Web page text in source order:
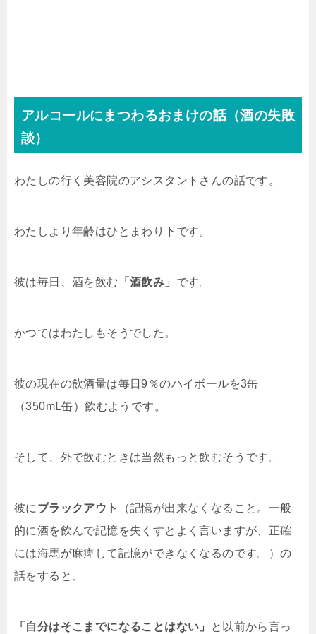
アルコールにまつわるおまけの話（酒の失敗
談）
わたしの行く美容院のアシスタントさんの話です。
わたしより年齢はひとまわり下です。
彼は毎日、酒を飲む 「酒飲み」 です。
かつてはわたしもそうでした。
彼の現在の飲酒量は毎日9％のハイボールを3缶
（350mⅬ缶）飲むようです。
そして、外で飲むときは当然もっと飲むそうです。
彼に ブラックアウト
（記憶が出来なくなること。一般
的に酒を飲んで記憶を失くすとよく言いますが、正確
には海馬が麻痺して記憶ができなくなるのです。）の
話をすると、
「自分はそこまでになることはない」
と以前から言っ